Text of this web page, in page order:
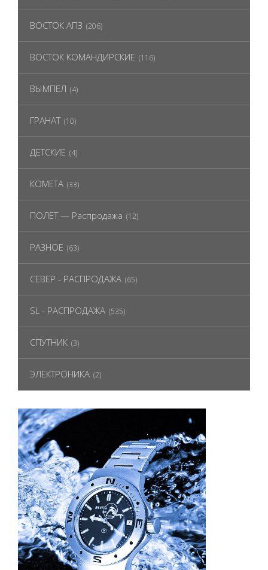
ВОСТОК АПЗ (206)
ВОСТОК КОМАНДИРСКИЕ (116)
ВЫМПЕЛ (4)
ГРАНАТ (10)
ДЕТСКИЕ (4)
КОМЕТА (33)
ПОЛЕТ — Распродажа (12)
РАЗНОЕ (63)
СЕВЕР - РАСПРОДАЖА (65)
SL - РАСПРОДАЖА (535)
СПУТНИК (3)
ЭЛЕКТРОНИКА (2)